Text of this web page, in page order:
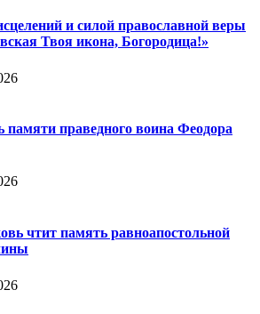
и силой православной веры
Твоя икона, Богородица!»
памяти праведного воина Феодора
чтит память равноапостольной